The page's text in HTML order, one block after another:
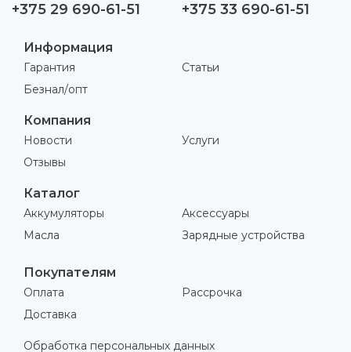
+375 29 690-61-51 +375 33 690-61-51
Информация
Гарантия
Безнал/опт
Статьи
Компания
Новости
Отзывы
Услуги
Каталог
Аккумуляторы
Масла
Аксессуары
Зарядные устройства
Покупателям
Оплата
Доставка
Рассрочка
Обработка персональных данных